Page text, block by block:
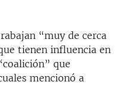
“muy de cerca
tienen influencia en
que
mencionó a